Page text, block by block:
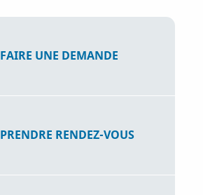
FAIRE UNE DEMANDE
PRENDRE RENDEZ-VOUS